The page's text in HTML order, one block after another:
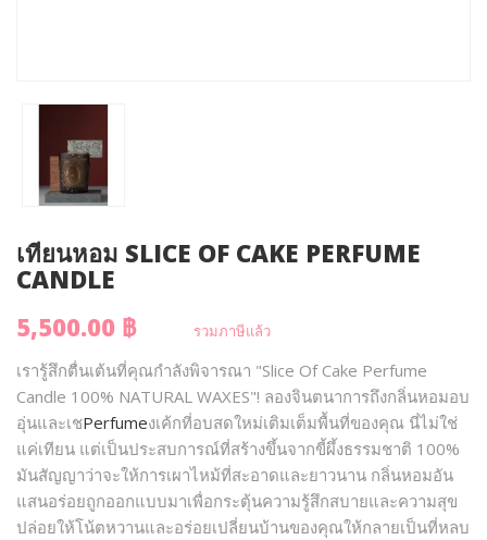
เทียนหอม SLICE OF CAKE PERFUME
CANDLE
5,500.00 ฿
รวมภาษีแล้ว
เรารู้สึกตื่นเต้นที่คุณกำลังพิจารณา "Slice Of Cake Perfume
Candle 100% NATURAL WAXES"! ลองจินตนาการถึงกลิ่นหอมอบ
อุ่นและเชPerfumeงเค้กที่อบสดใหม่เติมเต็มพื้นที่ของคุณ นี่ไม่ใช่
แค่เทียน แต่เป็นประสบการณ์ที่สร้างขึ้นจากขี้ผึ้งธรรมชาติ 100%
มันสัญญาว่าจะให้การเผาไหม้ที่สะอาดและยาวนาน กลิ่นหอมอัน
แสนอร่อยถูกออกแบบมาเพื่อกระตุ้นความรู้สึกสบายและความสุข
ปล่อยให้โน้ตหวานและอร่อยเปลี่ยนบ้านของคุณให้กลายเป็นที่หลบ